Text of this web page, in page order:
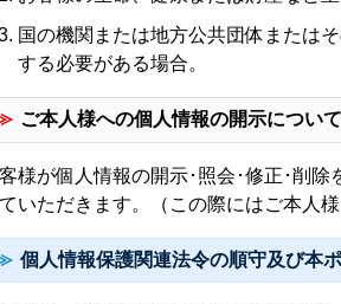
国の機関または地方公共団体または
する必要がある場合。
ご本人様への個人情報の開示について
様が個人情報の開示･照会･修正･削
いただきます。（この際にはご本人
個人情報保護関連法令の順守及び本